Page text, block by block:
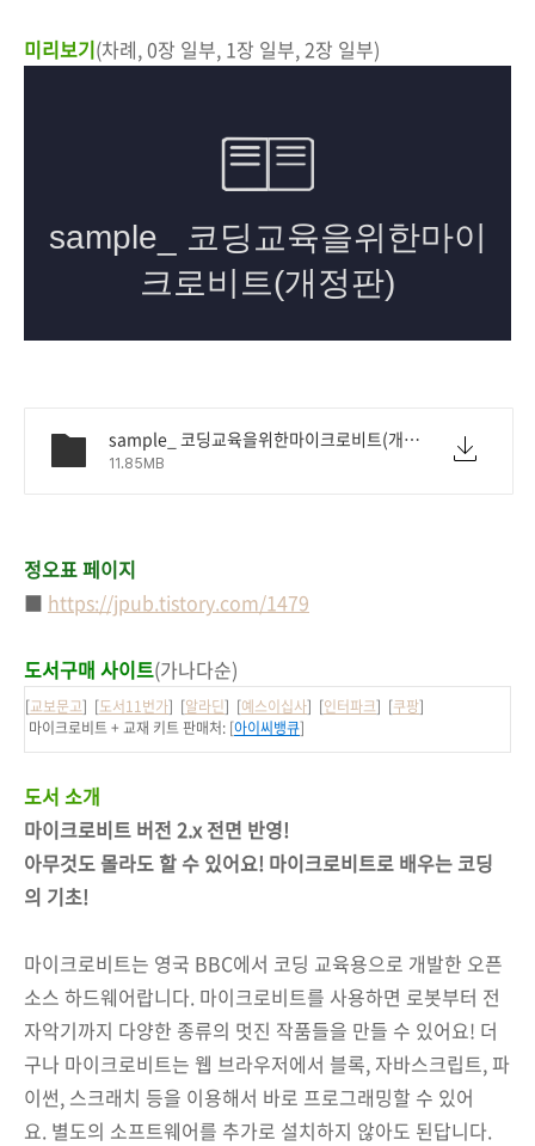
미리보기(차례, 0장 일부, 1장 일부, 2장 일부)
sample_ 코딩교육을위한마이크로비트(개정판).pdf
11.85MB
정오표 페이지
■ https://jpub.tistory.com/1479
도서구매 사이트(가나다순)
[교보문고] [도서11번가] [알라딘] [예스이십사] [인터파크] [쿠팡]
마이크로비트 + 교재 키트 판매처: [아이씨뱅큐]
도서 소개
마이크로비트 버전 2.x 전면 반영!
아무것도 몰라도 할 수 있어요! 마이크로비트로 배우는 코딩
의 기초!
마이크로비트는 영국 BBC에서 코딩 교육용으로 개발한 오픈
소스 하드웨어랍니다. 마이크로비트를 사용하면 로봇부터 전
자악기까지 다양한 종류의 멋진 작품들을 만들 수 있어요! 더
구나 마이크로비트는 웹 브라우저에서 블록, 자바스크립트, 파
이썬, 스크래치 등을 이용해서 바로 프로그래밍할 수 있어
요. 별도의 소프트웨어를 추가로 설치하지 않아도 된답니다.